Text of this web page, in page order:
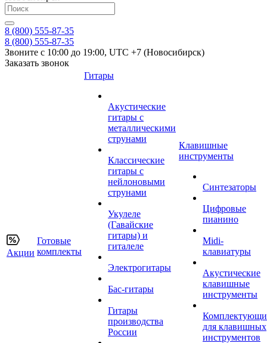
8 (800) 555-87-35
8 (800) 555-87-35
Звоните с 10:00 до 19:00, UTC +7 (Новосибирск)
Заказать звонок
Акции
Готовые
комплекты
Гитары
Акустические
гитары с
металлическими
струнами
Классические
гитары с
нейлоновыми
струнами
Укулеле
(Гавайские
гитары) и
гиталеле
Электрогитары
Бас-гитары
Гитары
производства
России
Клавишные
инструменты
Синтезаторы
Цифровые
пианино
Midi-
клавиатуры
Акустические
клавишные
инструменты
для клавишных
инструментов